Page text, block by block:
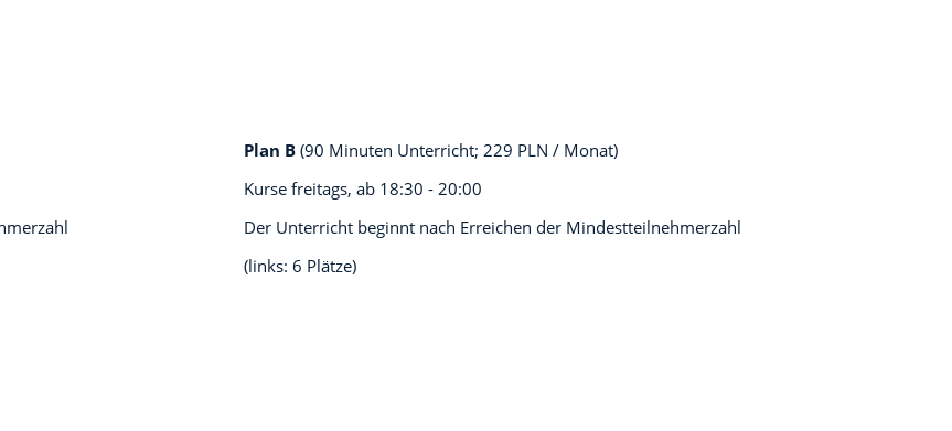
Plan B (90 Minuten Unterricht; 229 PLN / Monat)
Kurse freitags, ab 18:30 - 20:00
Der Unterricht beginnt nach Erreichen der Mindestteilnehmerzahl
(links: 6 Plätze)